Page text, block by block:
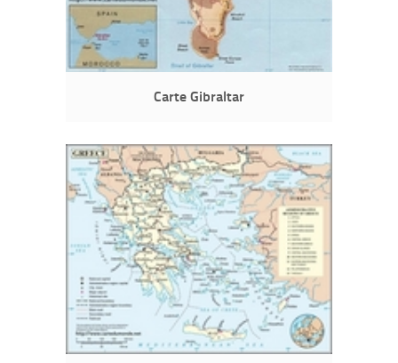
Carte Gibraltar